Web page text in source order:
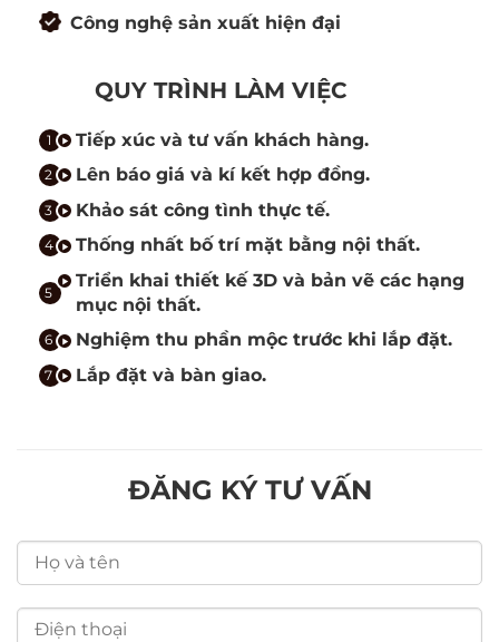
Công nghệ sản xuất hiện đại
QUY TRÌNH LÀM VIỆC
Tiếp xúc và tư vấn khách hàng.
Lên báo giá và kí kết hợp đồng.
Khảo sát công tình thực tế.
Thống nhất bố trí mặt bằng nội thất.
Triển khai thiết kế 3D và bản vẽ các hạng
mục nội thất.
Nghiệm thu phần mộc trước khi lắp đặt.
Lắp đặt và bàn giao.
ĐĂNG KÝ TƯ VẤN